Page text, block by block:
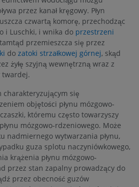
przez kanał kręgowy. Płyn
czwartą komorę, przechodząc
i Luschki, i wnika do przestrzeni
przemieszcza się przez
do zatoki strzałkowej górnej, skąd
żyłę szyjną wewnętrzną wraz z
twardej.
charakteryzującym się
objętości płynu mózgowo-
któremu często towarzyszy
mózgowo-rdzeniowego. Może
nadmiernego wytwarzania płynu,
guza splotu naczyniówkowego,
krążenia płynu mózgowo-
przez stan zapalny prowadzący do
przez obecność guzów